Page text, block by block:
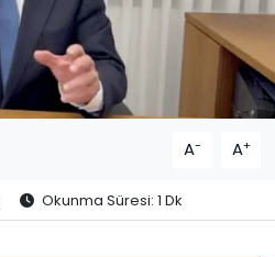
A- A+
Okunma Süresi: 1 Dk